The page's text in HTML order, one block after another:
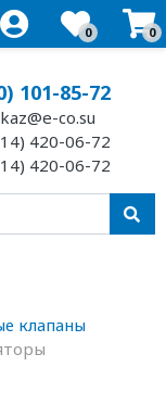
0 0
101-85-72
co.su
420-06-72
420-06-72
клапаны